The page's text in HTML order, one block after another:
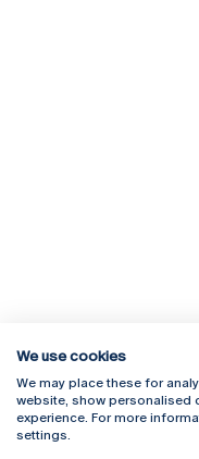
Rua Diogo Botelho 1327
4169-005 Porto
+351 226 196 240
We use cookies
We may place these for
website, show personalised
experience. For more
settings.